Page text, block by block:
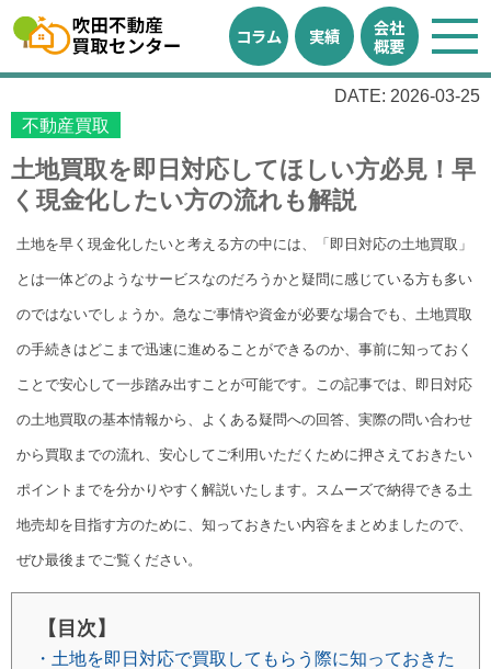
コラム 実績
会社
概要
DATE: 2026-03-25
不動産買取
土地買取を即日対応してほしい方必見！早
く現金化したい方の流れも解説
土地を早く現金化したいと考える方の中には、「即日対応の土地買取」
とは一体どのようなサービスなのだろうかと疑問に感じている方も多い
のではないでしょうか。急なご事情や資金が必要な場合でも、土地買取
の手続きはどこまで迅速に進めることができるのか、事前に知っておく
ことで安心して一歩踏み出すことが可能です。この記事では、即日対応
の土地買取の基本情報から、よくある疑問への回答、実際の問い合わせ
から買取までの流れ、安心してご利用いただくために押さえておきたい
ポイントまでを分かりやすく解説いたします。スムーズで納得できる土
地売却を目指す方のために、知っておきたい内容をまとめましたので、
ぜひ最後までご覧ください。
【目次】
・土地を即日対応で買取してもらう際に知っておきた